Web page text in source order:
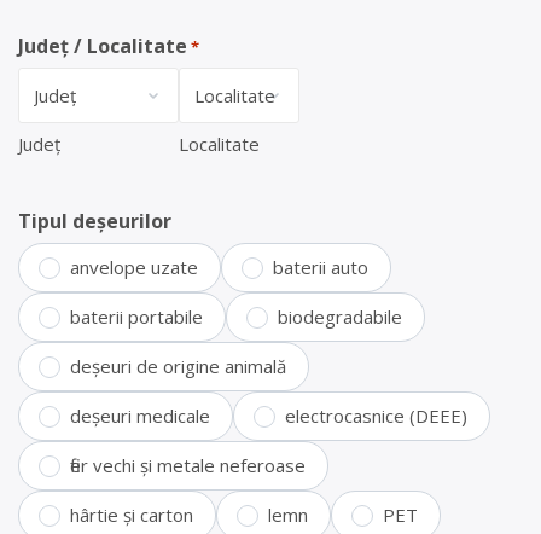
Județ / Localitate *
Județ Localitate
Tipul deșeurilor
anvelope uzate baterii auto
baterii portabile biodegradabile
deșeuri de origine animală
deșeuri medicale electrocasnice (DEEE)
fier vechi și metale neferoase
hârtie și carton lemn PET